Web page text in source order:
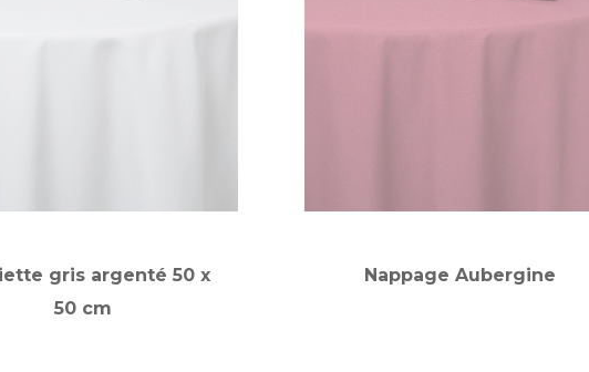
gris argenté 50 x
50 cm
Nappage Aubergine